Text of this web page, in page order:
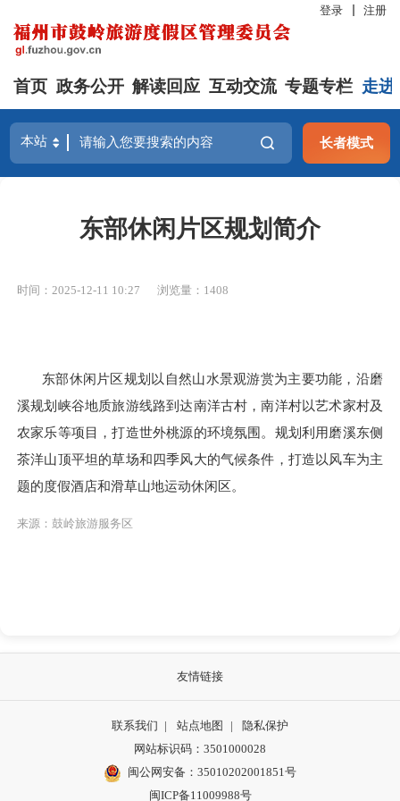
登录 注册
首页 政务公开 解读回应 互动交流 专题专栏 走进
长者模式
东部休闲片区规划简介
时间：2025-12-11 10:27 浏览量：1408
东部休闲片区规划以自然山水景观游赏为主要功能，沿磨
溪规划峡谷地质旅游线路到达南洋古村，南洋村以艺术家村及
农家乐等项目，打造世外桃源的环境氛围。规划利用磨溪东侧
茶洋山顶平坦的草场和四季风大的气候条件，打造以风车为主
题的度假酒店和滑草山地运动休闲区。
来源：鼓岭旅游服务区
友情链接
联系我们 | 站点地图 |
隐私保护
网站标识码：3501000028
闽公网安备：35010202001851号
闽ICP备11009988号